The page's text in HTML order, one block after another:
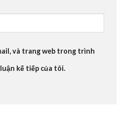
và trang web trong trình
kế tiếp của tôi.